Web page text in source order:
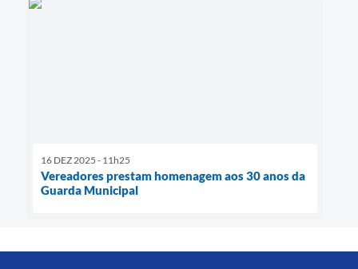
16 DEZ 2025 - 11h25
Vereadores prestam homenagem aos 30 anos da
Guarda Municipal